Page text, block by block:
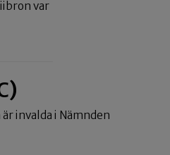
var
invalda i Nämnden